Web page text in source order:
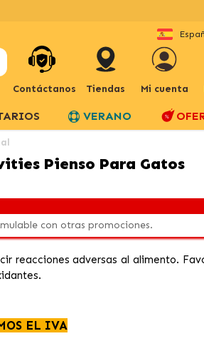
Contáctanos Tiendas Mi cuenta
VERANO
Pienso Para Gatos
con otras promociones.
reacciones adversas al alimento.
EL IVA